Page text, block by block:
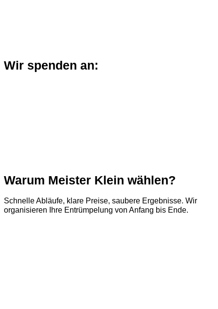
Wir spenden an:
Warum Meister Klein wählen?
Schnelle Abläufe, klare Preise, saubere Ergebnisse. Wir
organisieren Ihre Entrümpelung von Anfang bis Ende.